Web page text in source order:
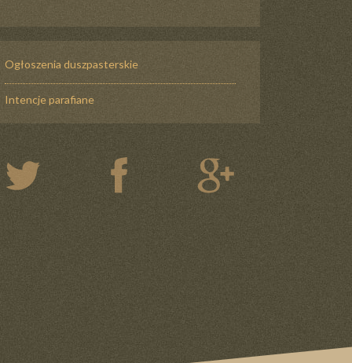
Ogłoszenia duszpasterskie
Intencje parafiane